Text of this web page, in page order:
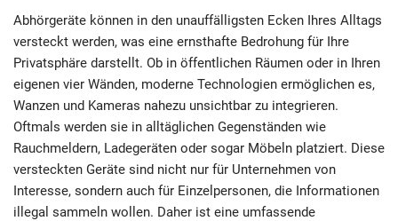
Abhörgeräte können in den unauffälligsten Ecken Ihres Alltags
versteckt werden, was eine ernsthafte Bedrohung für Ihre
Privatsphäre darstellt. Ob in öffentlichen Räumen oder in Ihren
eigenen vier Wänden, moderne Technologien ermöglichen es,
Wanzen und Kameras nahezu unsichtbar zu integrieren.
Oftmals werden sie in alltäglichen Gegenständen wie
Rauchmeldern, Ladegeräten oder sogar Möbeln platziert. Diese
versteckten Geräte sind nicht nur für Unternehmen von
Interesse, sondern auch für Einzelpersonen, die Informationen
illegal sammeln wollen. Daher ist eine umfassende